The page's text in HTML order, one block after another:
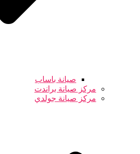
صيانة باساب
مركز صيانة براندت
مركز صيانة جولدي